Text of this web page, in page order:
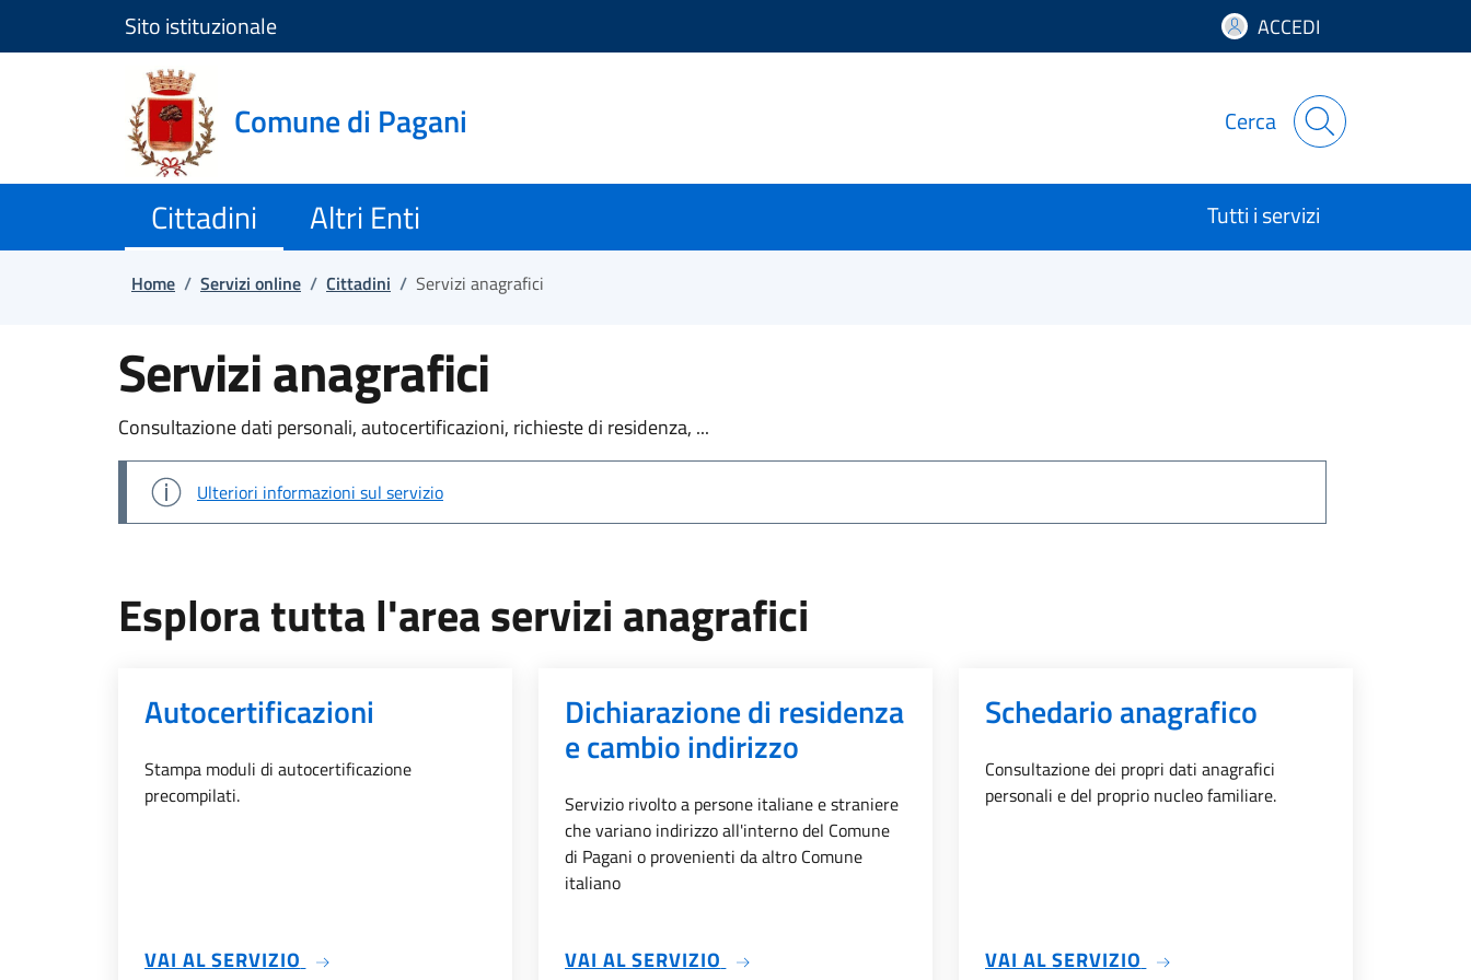
Salta e vai al contenuto
Salta e vai al footer
Sito istituzionale ACCEDI
Comune di Pagani Cerca
Cittadini Altri Enti Tutti i servizi
Home / Servizi online / Cittadini / Servizi anagrafici
Servizi anagrafici
Consultazione dati personali, autocertificazioni, richieste di residenza, ...
Ulteriori informazioni sul servizio
Esplora tutta l'area servizi anagrafici
Autocertificazioni
Stampa moduli di autocertificazione
precompilati.
VAI AL SERVIZIO SU AUTOCERTIFICAZIONI
Dichiarazione di residenza
e cambio indirizzo
Servizio rivolto a persone italiane e straniere
che variano indirizzo all'interno del Comune
di Pagani o provenienti da altro Comune
italiano
VAI AL SERVIZIO SU DICHIARAZIONE DI RESIDENZA E CAMBIO INDIRIZZO
Schedario anagrafico
Consultazione dei propri dati anagrafici
personali e del proprio nucleo familiare.
VAI AL SERVIZIO SU SCHEDARIO ANAGRAFICO